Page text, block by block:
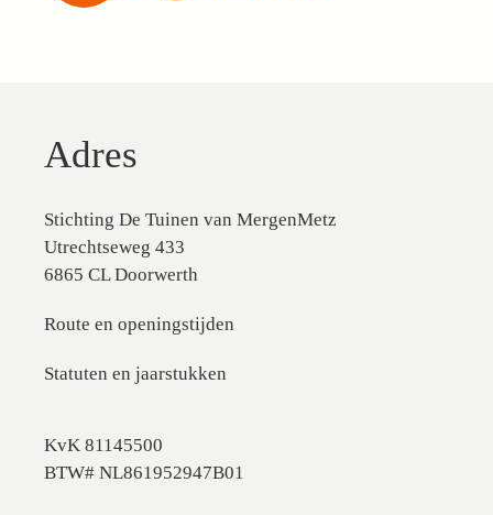
Adres
Stichting De Tuinen van MergenMetz
Utrechtseweg 433
6865 CL Doorwerth
Route en openingstijden
Statuten en jaarstukken
KvK 81145500
BTW# NL861952947B01